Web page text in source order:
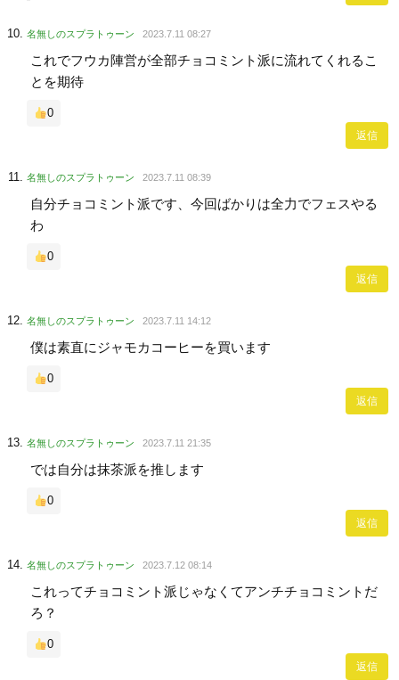
名無しのスプラトゥーン 2023.7.11 08:27
これでフウカ陣営が全部チョコミント派に流れてくれるこ
とを期待
0
返信
名無しのスプラトゥーン 2023.7.11 08:39
自分チョコミント派です、今回ばかりは全力でフェスやる
わ
0
返信
名無しのスプラトゥーン 2023.7.11 14:12
僕は素直にジャモカコーヒーを買います
0
返信
名無しのスプラトゥーン 2023.7.11 21:35
では自分は抹茶派を推します
0
返信
名無しのスプラトゥーン 2023.7.12 08:14
これってチョコミント派じゃなくてアンチチョコミントだ
ろ？
0
返信